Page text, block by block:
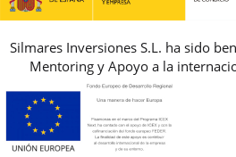
Silmares Inversiones S.L. ha sido
Mentoring y Apoyo a la